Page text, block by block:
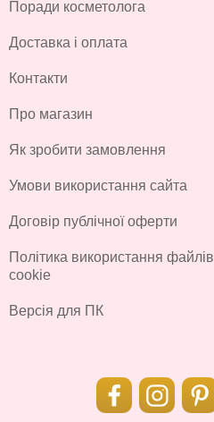
Поради косметолога
Доставка і оплата
Контакти
Про магазин
Як зробити замовлення
Умови використання сайта
Договір публічної оферти
Політика використання файлів
cookie
Версія для ПК